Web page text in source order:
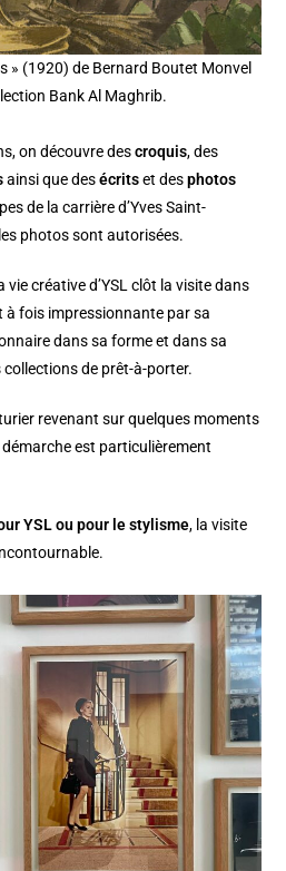
» (1920) de Bernard Boutet Monvel
Bank Al Maghrib.
on découvre descroquis, des
ainsi que desécritset desphotos
de la carrière d’Yves Saint-
photos sont autorisées.
vie créative d’YSL clôt la visite dans
à fois impressionnante par sa
dans sa forme et dans sa
de prêt-à-porter.
revenant sur quelques moments
est particulièrement
YSL ou pour le stylisme, la visite